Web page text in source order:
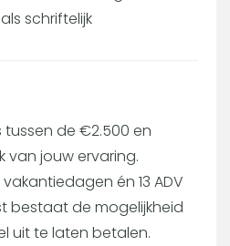
schriftelijk
tussen de €2.500 en
van jouw ervaring.
én 13 ADV
bestaat de mogelijkheid
uit te laten betalen.